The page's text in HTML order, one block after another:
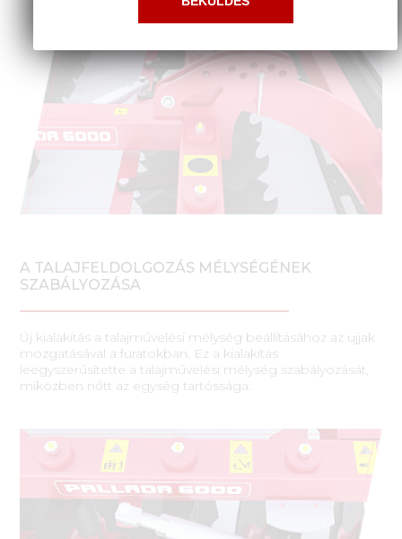
A TALAJFELDOLGOZÁS MÉLYSÉGÉNEK
SZABÁLYOZÁSA
Új kialakítás a talajművelési mélység beállításához az ujjak
mozgatásával a furatokban. Ez a kialakítás
leegyszerűsítette a talajművelési mélység szabályozását,
miközben nőtt az egység tartóssága.